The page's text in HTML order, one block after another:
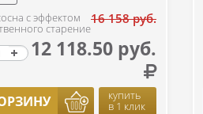
с эффектом
старение
16 158 руб.
12 118.50 руб.
купить
в 1 клик